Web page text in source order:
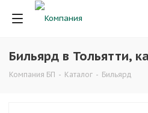
Бильярд в Тольятти,
Компания БП - Каталог - Бильярд